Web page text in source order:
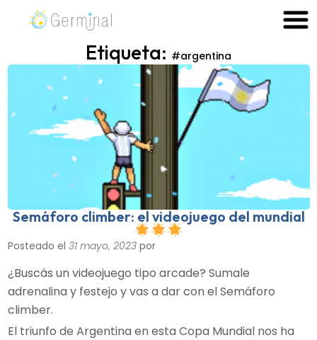
Etiqueta: #argentina
Semáforo climber: el videojuego del mundial
Posteado el 31 mayo, 2023por
¿Buscás un videojuego tipo arcade? Sumale
adrenalina y festejo y vas a dar con el Semáforo
climber.
El triunfo de Argentina en esta Copa Mundial nos ha